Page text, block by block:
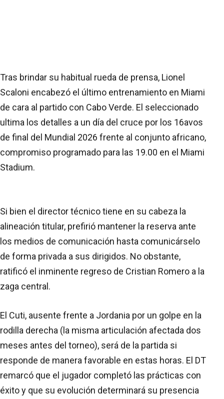
Tras brindar su habitual rueda de prensa, Lionel
Scaloni encabezó el último entrenamiento en Miami
de cara al partido con Cabo Verde. El seleccionado
ultima los detalles a un día del cruce por los 16avos
de final del Mundial 2026 frente al conjunto africano,
compromiso programado para las 19.00 en el Miami
Stadium.
Si bien el director técnico tiene en su cabeza la
alineación titular, prefirió mantener la reserva ante
los medios de comunicación hasta comunicárselo
de forma privada a sus dirigidos. No obstante,
ratificó el inminente regreso de Cristian Romero a la
zaga central.
El Cuti, ausente frente a Jordania por un golpe en la
rodilla derecha (la misma articulación afectada dos
meses antes del torneo), será de la partida si
responde de manera favorable en estas horas. El DT
remarcó que el jugador completó las prácticas con
éxito y que su evolución determinará su presencia